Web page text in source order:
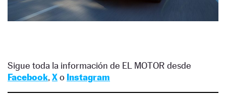
Sigue toda la información de EL MOTOR desde
Facebook, Xo Instagram